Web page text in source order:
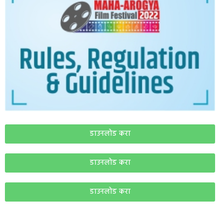
डाउनलोड करा
डाउनलोड करा
डाउनलोड करा